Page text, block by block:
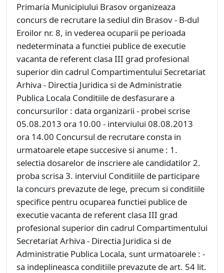
Primaria Municipiului Brasov organizeaza
concurs de recrutare la sediul din Brasov - B-dul
Eroilor nr. 8, in vederea ocuparii pe perioada
nedeterminata a functiei publice de executie
vacanta de referent clasa III grad profesional
superior din cadrul Compartimentului Secretariat
Arhiva - Directia Juridica si de Administratie
Publica Locala Conditiile de desfasurare a
concursurilor : data organizarii - probei scrise
05.08.2013 ora 10.00 - interviului 08.08.2013
ora 14.00 Concursul de recrutare consta in
urmatoarele etape succesive si anume : 1.
selectia dosarelor de inscriere ale candidatilor 2.
proba scrisa 3. interviul Conditiile de participare
la concurs prevazute de lege, precum si conditiile
specifice pentru ocuparea functiei publice de
executie vacanta de referent clasa III grad
profesional superior din cadrul Compartimentului
Secretariat Arhiva - Directia Juridica si de
Administratie Publica Locala, sunt urmatoarele : -
sa indeplineasca conditiile prevazute de art. 54 lit.